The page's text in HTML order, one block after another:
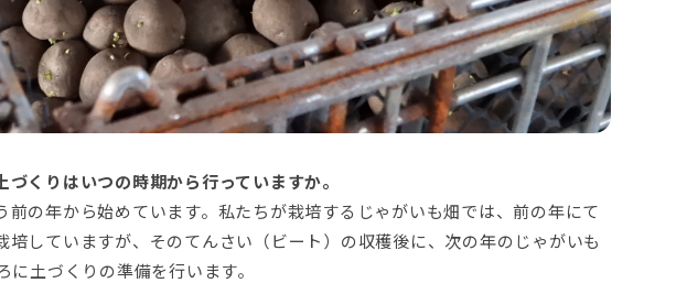
くりはいつの時期から行っていますか。
前の年から始めています。私たちが栽培するじゃがいも畑では、前の年にて
培していますが、そのてんさい（ビート）の収穫後に、次の年のじゃがいも
土づくりの準備を行います。